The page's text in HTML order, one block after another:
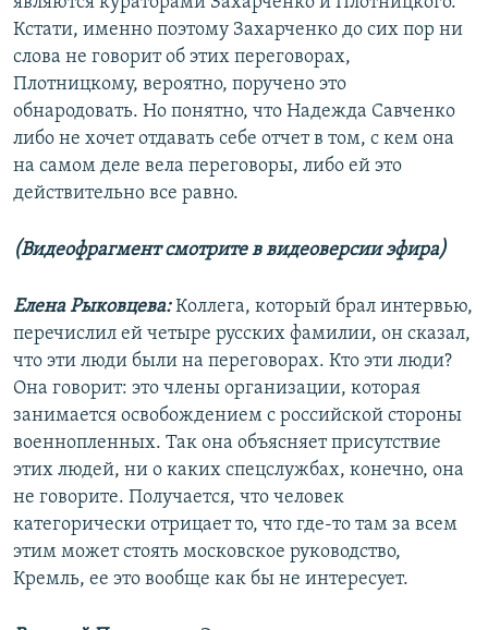
Кстати, именно поэтому Захарченко до сих пор ни
слова не говорит об этих переговорах,
Плотницкому, вероятно, поручено это
обнародовать. Но понятно, что Надежда Савченко
либо не хочет отдавать себе отчет в том, с кем она
на самом деле вела переговоры, либо ей это
действительно все равно.
(Видеофрагмент смотрите в видеоверсии эфира)
Елена Рыковцева:Коллега, который брал интервью,
перечислил ей четыре русских фамилии, он сказал,
что эти люди были на переговорах. Кто эти люди?
Она говорит: это члены организации, которая
занимается освобождением с российской стороны
военнопленных. Так она объясняет присутствие
этих людей, ни о каких спецслужбах, конечно, она
не говорите. Получается, что человек
категорически отрицает то, что где-то там за всем
этим может стоять московское руководство,
Кремль, ее это вообще как бы не интересует.